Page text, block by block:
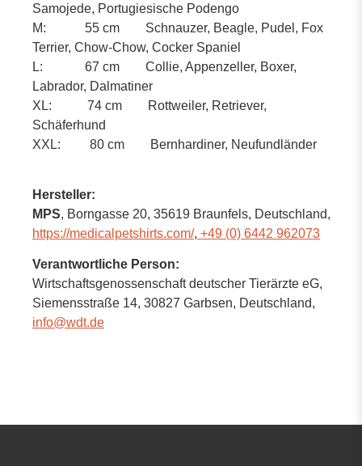
Samojede, Portugiesische Podengo
M: 55 cm Schnauzer, Beagle, Pudel, Fox
Terrier, Chow-Chow, Cocker Spaniel
L: 67 cm Collie, Appenzeller, Boxer,
Labrador, Dalmatiner
XL: 74 cm Rottweiler, Retriever,
Schäferhund
XXL: 80 cm Bernhardiner, Neufundländer
Hersteller:
MPS, Borngasse 20, 35619 Braunfels, Deutschland,
https://medicalpetshirts.com/, +49 (0) 6442 962073
Verantwortliche Person:
Wirtschaftsgenossenschaft deutscher Tierärzte eG,
Siemensstraße 14, 30827 Garbsen, Deutschland,
info@wdt.de